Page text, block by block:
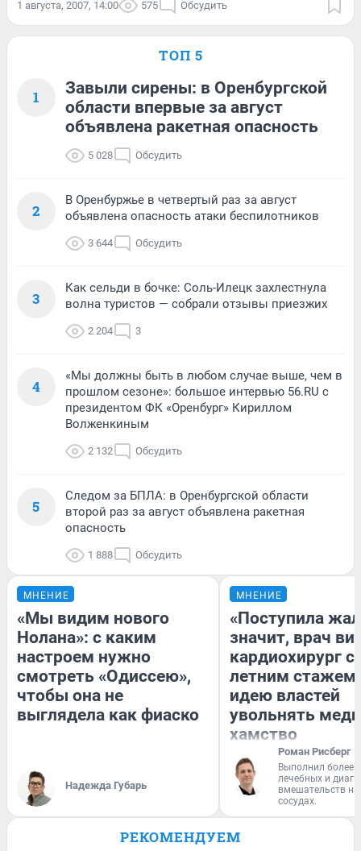
1 августа, 2007, 14:00 575 Обсудить
ТОП 5
1
Завыли сирены: в Оренбургской
области впервые за август
объявлена ракетная опасность
5 028 Обсудить
2
В Оренбуржье в четвертый раз за август
объявлена опасность атаки беспилотников
3 644 Обсудить
3
Как сельди в бочке: Соль-Илецк захлестнула
волна туристов — собрали отзывы приезжих
2 204 3
4
«Мы должны быть в любом случае выше, чем в
прошлом сезоне»: большое интервью 56.RU с
президентом ФК «Оренбург» Кириллом
Волженкиным
2 132 Обсудить
5
Следом за БПЛА: в Оренбургской области
второй раз за август объявлена ракетная
опасность
1 888 Обсудить
МНЕНИЕ
«Мы видим нового
Нолана»: с каким
настроем нужно
смотреть «Одиссею»,
чтобы она не
выглядела как фиаско
Надежда Губарь
МНЕНИЕ
«Поступила
значит, врач
кардиохирург с
летним стажем
идею властей
увольнять
хамство
Роман Рисберг
Выполнил более
лечебных и
вмешательств на
сосудах.
РЕКОМЕНДУЕМ